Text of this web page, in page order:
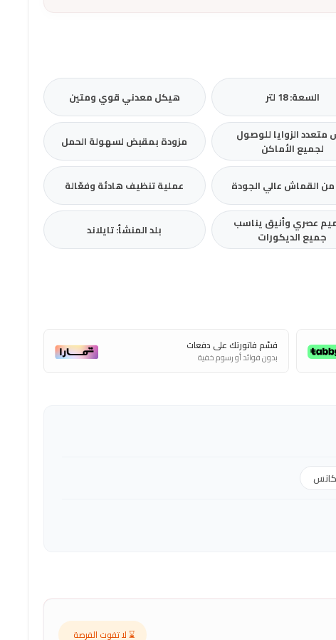
السعة: 18 لتر هيكل معدني قوي ومتين
متعدد الزوايا للوصول
لجميع الأماكن
مزودة بمقبض لسهولة الحمل
من القماش عالي الجودة عملية تنظيف هادئة وفعّالة
عصري وأنيق يناسب
جميع الديكورات
بلد المنشأ: تايلاند
قسّم فاتورتك على دفعات
بدون فوائد أو رسوم خفية
⌛ لا تفوت الفرصة